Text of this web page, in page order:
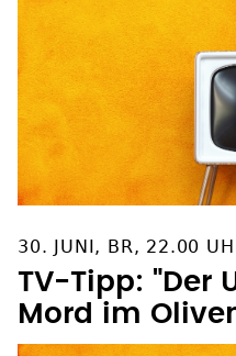
30. JUNI, BR, 22.00
TV-Tipp: "Der
Mord im